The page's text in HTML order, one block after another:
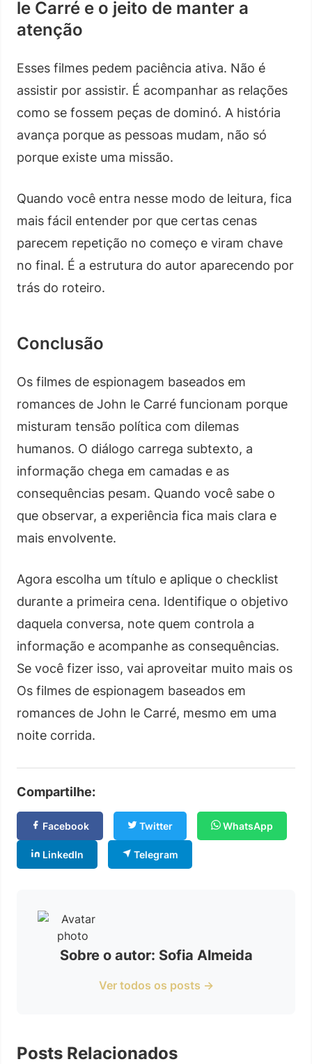
le Carré e o jeito de manter a
atenção
Esses filmes pedem paciência ativa. Não é
assistir por assistir. É acompanhar as relações
como se fossem peças de dominó. A história
avança porque as pessoas mudam, não só
porque existe uma missão.
Quando você entra nesse modo de leitura, fica
mais fácil entender por que certas cenas
parecem repetição no começo e viram chave
no final. É a estrutura do autor aparecendo por
trás do roteiro.
Conclusão
Os filmes de espionagem baseados em
romances de John le Carré funcionam porque
misturam tensão política com dilemas
humanos. O diálogo carrega subtexto, a
informação chega em camadas e as
consequências pesam. Quando você sabe o
que observar, a experiência fica mais clara e
mais envolvente.
Agora escolha um título e aplique o checklist
durante a primeira cena. Identifique o objetivo
daquela conversa, note quem controla a
informação e acompanhe as consequências.
Se você fizer isso, vai aproveitar muito mais os
Os filmes de espionagem baseados em
romances de John le Carré, mesmo em uma
noite corrida.
Compartilhe:
Facebook Twitter WhatsApp
LinkedIn Telegram
Sobre o autor: Sofia Almeida
Ver todos os posts →
Posts Relacionados